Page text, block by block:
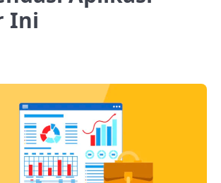
Ini